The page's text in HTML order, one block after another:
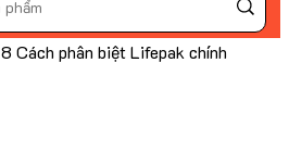
8 Cách phân biệt Lifepak chính